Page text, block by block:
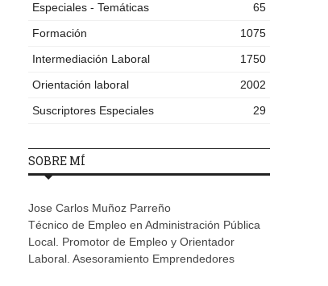
Especiales - Temáticas
65
Formación
1075
Intermediación Laboral
1750
Orientación laboral
2002
Suscriptores Especiales
29
SOBRE MÍ
Jose Carlos Muñoz Parreño
Técnico de Empleo en Administración Pública
Local. Promotor de Empleo y Orientador
Laboral. Asesoramiento Emprendedores